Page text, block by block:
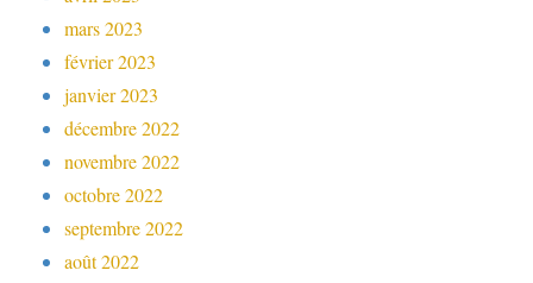
mars 2023
février 2023
janvier 2023
décembre 2022
novembre 2022
octobre 2022
septembre 2022
août 2022